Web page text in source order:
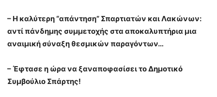
– Η καλύτερη “απάντηση” Σπαρτιατών και Λακώνων:
αντί πάνδημης συμμετοχής στα αποκαλυπτήρια μια
αναιμική σύναξη θεσμικών παραγόντων…
– Έφτασε η ώρα να ξαναποφασίσει το Δημοτικό
Συμβούλιο Σπάρτης!